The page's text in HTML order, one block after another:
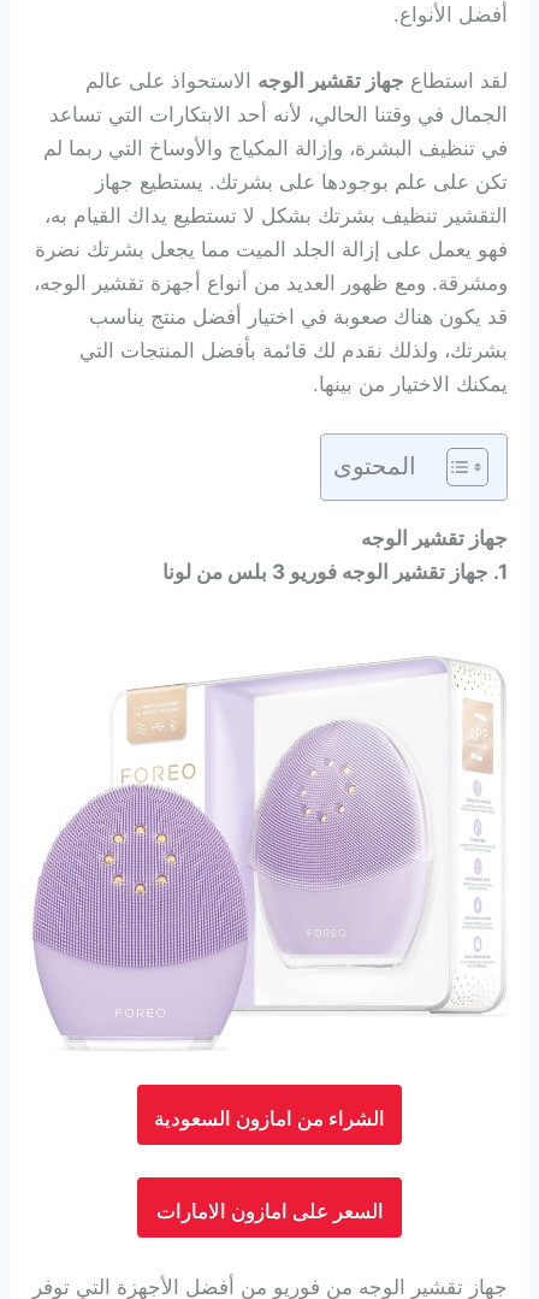
أفضل الأنواع.
لقد استطاع جهاز تقشير الوجه الاستحواذ على عالم
الجمال في وقتنا الحالي، لأنه أحد الابتكارات التي تساعد
في تنظيف البشرة، وإزالة المكياج والأوساخ التي ربما لم
تكن على علم بوجودها على بشرتك. يستطيع جهاز
التقشير تنظيف بشرتك بشكل لا تستطيع يداك القيام به،
فهو يعمل على إزالة الجلد الميت مما يجعل بشرتك نضرة
ومشرقة. ومع ظهور العديد من أنواع أجهزة تقشير الوجه،
قد يكون هناك صعوبة في اختيار أفضل منتج يناسب
بشرتك، ولذلك نقدم لك قائمة بأفضل المنتجات التي
يمكنك الاختيار من بينها.
المحتوى
جهاز تقشير الوجه
1. جهاز تقشير الوجه فوريو 3 بلس من لونا
الشراء من امازون السعودية
السعر على امازون الامارات
جهاز تقشير الوجه من فوريو من أفضل الأجهزة التي توفر